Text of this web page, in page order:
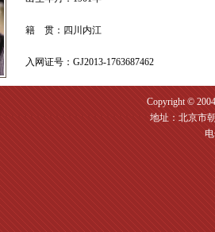
籍 贯：四川内江
入网证号：GJ2013-1763687462
Copyright ©
地址：北京市